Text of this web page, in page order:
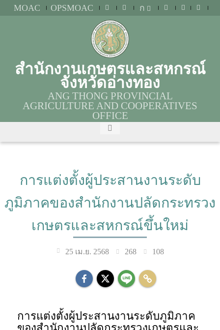
MOAC OPSMOAC ก
สำนักงานเกษตรและสหกรณ์
จังหวัดอ่างทอง
ANG THONG PROVINCIAL
AGRICULTURE AND COOPERATIVES
OFFICE
การแต่งตั้งผู้ประสานงานระดับ
ภูมิภาคของสำนักงานปลัดกระทรวง
เกษตรและสหกรณ์ขึ้นใหม่
25 เม.ย. 2568 268 108
การแต่งตั้งผู้ประสานงานระดับภูมิภาค